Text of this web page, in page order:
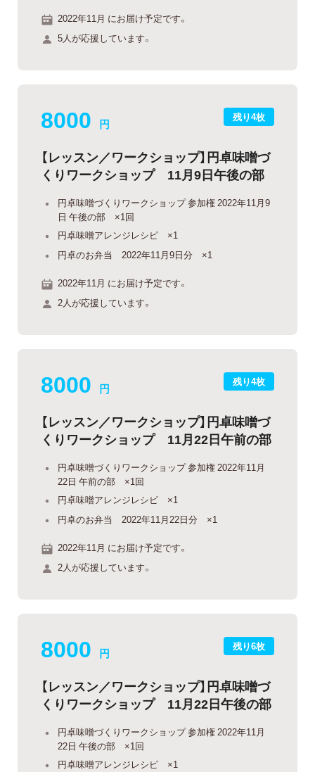
2022年11月 にお届け予定です。
5人が応援しています。
残り4枚
8000 円
【レッスン／ワークショップ】円卓味噌づ
くりワークショップ 11月9日午後の部
円卓味噌づくりワークショップ 参加権 2022年11月9
日 午後の部 ×1回
円卓味噌アレンジレシピ ×1
円卓のお弁当 2022年11月9日分 ×1
2022年11月 にお届け予定です。
2人が応援しています。
残り4枚
8000 円
【レッスン／ワークショップ】円卓味噌づ
くりワークショップ 11月22日午前の部
円卓味噌づくりワークショップ 参加権 2022年11月
22日 午前の部 ×1回
円卓味噌アレンジレシピ ×1
円卓のお弁当 2022年11月22日分 ×1
2022年11月 にお届け予定です。
2人が応援しています。
残り6枚
8000 円
【レッスン／ワークショップ】円卓味噌づ
くりワークショップ 11月22日午後の部
円卓味噌づくりワークショップ 参加権 2022年11月
22日 午後の部 ×1回
円卓味噌アレンジレシピ ×1